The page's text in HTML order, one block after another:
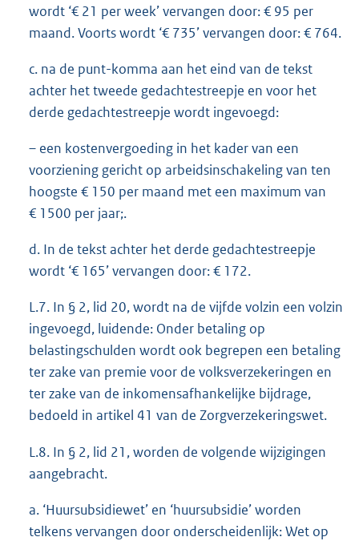
wordt ‘€ 21 per week’ vervangen door: € 95 per
maand. Voorts wordt ‘€ 735’ vervangen door: € 764.
c. na de punt-komma aan het eind van de tekst
achter het tweede gedachtestreepje en voor het
derde gedachtestreepje wordt ingevoegd:
– een kostenvergoeding in het kader van een
voorziening gericht op arbeidsinschakeling van ten
hoogste € 150 per maand met een maximum van
€ 1500 per jaar;.
d. In de tekst achter het derde gedachtestreepje
wordt ‘€ 165’ vervangen door: € 172.
L.7. In § 2, lid 20, wordt na de vijfde volzin een volzin
ingevoegd, luidende: Onder betaling op
belastingschulden wordt ook begrepen een betaling
ter zake van premie voor de volksverzekeringen en
ter zake van de inkomensafhankelijke bijdrage,
bedoeld in artikel 41 van de Zorgverzekeringswet.
L.8. In § 2, lid 21, worden de volgende wijzigingen
aangebracht.
a. ‘Huursubsidiewet’ en ‘huursubsidie’ worden
telkens vervangen door onderscheidenlijk: Wet op